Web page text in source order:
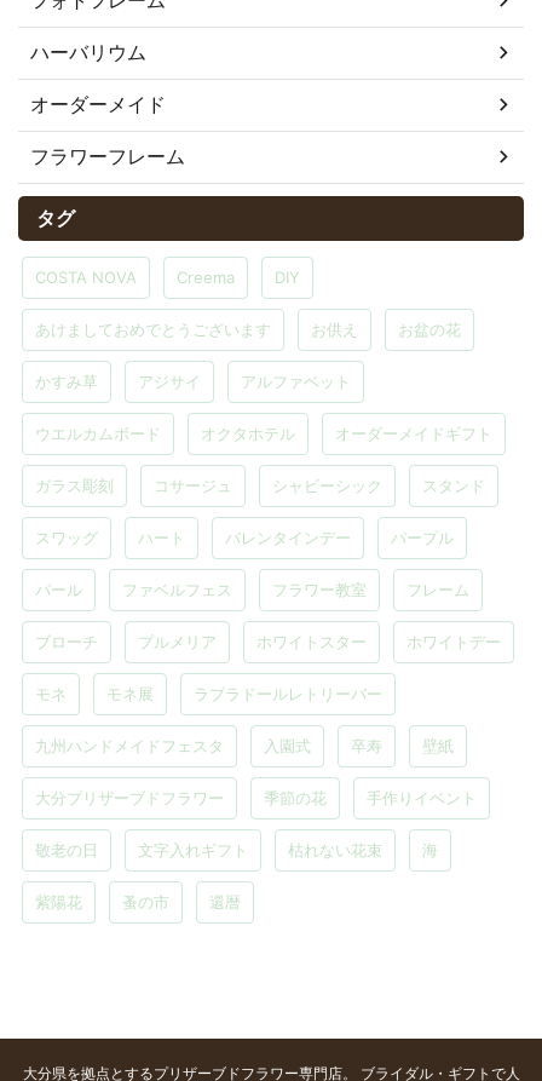
ハーバリウム
オーダーメイド
フラワーフレーム
タグ
COSTA NOVA Creema DIY
あけましておめでとうございます お供え お盆の花
かすみ草 アジサイ アルファベット
ウエルカムボード オクタホテル オーダーメイドギフト
ガラス彫刻 コサージュ シャビーシック スタンド
スワッグ ハート バレンタインデー パープル
パール ファベルフェス フラワー教室 フレーム
ブローチ プルメリア ホワイトスター ホワイトデー
モネ モネ展 ラブラドールレトリーバー
九州ハンドメイドフェスタ 入園式 卒寿 壁紙
大分プリザーブドフラワー 季節の花 手作りイベント
敬老の日 文字入れギフト 枯れない花束 海
紫陽花 蚤の市 還暦
大分県を拠点とするプリザーブドフラワー専門店。 ブライダル・ギフトで人